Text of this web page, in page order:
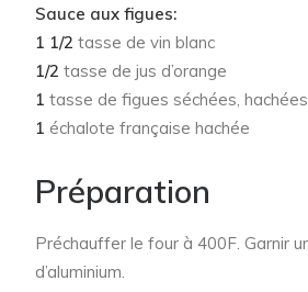
Sauce aux figues:
1 1/2 tasse de vin blanc
1/2 tasse de jus d’orange
1 tasse de figues séchées,
1 échalote française hachée
Préparation
Préchauffer le four à 400F. Garnir
d’aluminium.